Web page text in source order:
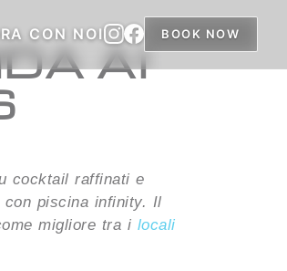
CON NOI BOOK NOW
AI
cocktail raffinati e
piscina infinity. Il
migliore tra i locali